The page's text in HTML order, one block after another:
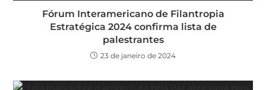
Fórum Interamericano de Filantropia
Estratégica 2024 confirma lista de
palestrantes
23 de janeiro de 2024